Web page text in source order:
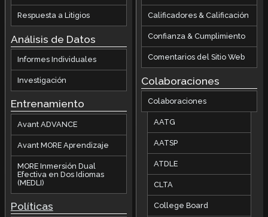
Respuesta a Litigios
Análisis de Datos
Informes Individuales
Investigación
Entrenamiento
Avant ADVANCE
Avant MORE Aprendizaje
MORE Inmersión Dual
Efectiva en Dos Idiomas
(MEDLI)
Políticas
Calificadores & Calificación
Confianza & Cumplimiento
Comentarios del Sitio Web
Colaboraciones
Colaboraciones
AATG
AATSP
ATDLE
CLTA
College Board